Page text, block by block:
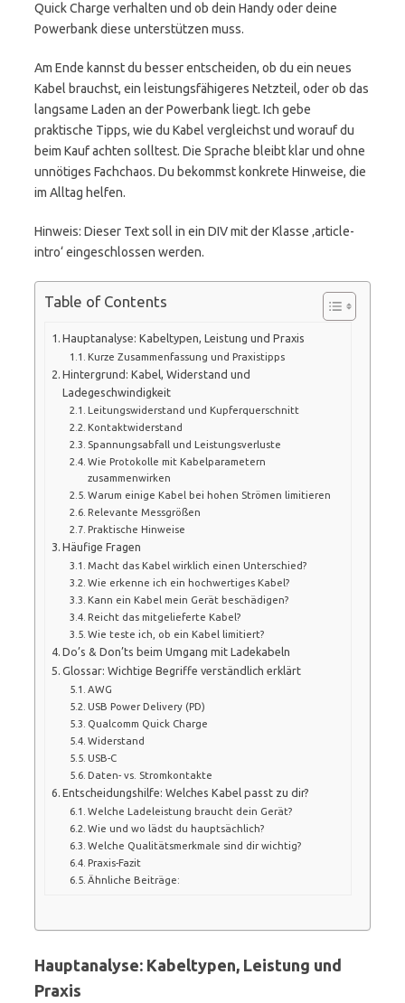
Quick Charge verhalten und ob dein Handy oder deine
Powerbank diese unterstützen muss.
Am Ende kannst du besser entscheiden, ob du ein neues
Kabel brauchst, ein leistungsfähigeres Netzteil, oder ob das
langsame Laden an der Powerbank liegt. Ich gebe
praktische Tipps, wie du Kabel vergleichst und worauf du
beim Kauf achten solltest. Die Sprache bleibt klar und ohne
unnötiges Fachchaos. Du bekommst konkrete Hinweise, die
im Alltag helfen.
Hinweis: Dieser Text soll in ein DIV mit der Klasse ‚article-
intro‘ eingeschlossen werden.
Table of Contents
Hauptanalyse: Kabeltypen, Leistung und Praxis
Kurze Zusammenfassung und Praxistipps
Hintergrund: Kabel, Widerstand und
Ladegeschwindigkeit
Leitungswiderstand und Kupferquerschnitt
Kontaktwiderstand
Spannungsabfall und Leistungsverluste
Wie Protokolle mit Kabelparametern
zusammenwirken
Warum einige Kabel bei hohen Strömen limitieren
Relevante Messgrößen
Praktische Hinweise
Häufige Fragen
Macht das Kabel wirklich einen Unterschied?
Wie erkenne ich ein hochwertiges Kabel?
Kann ein Kabel mein Gerät beschädigen?
Reicht das mitgelieferte Kabel?
Wie teste ich, ob ein Kabel limitiert?
Do’s & Don’ts beim Umgang mit Ladekabeln
Glossar: Wichtige Begriffe verständlich erklärt
AWG
USB Power Delivery (PD)
Qualcomm Quick Charge
Widerstand
USB-C
Daten- vs. Stromkontakte
Entscheidungshilfe: Welches Kabel passt zu dir?
Welche Ladeleistung braucht dein Gerät?
Wie und wo lädst du hauptsächlich?
Welche Qualitätsmerkmale sind dir wichtig?
Praxis-Fazit
Ähnliche Beiträge:
Hauptanalyse: Kabeltypen, Leistung und
Praxis